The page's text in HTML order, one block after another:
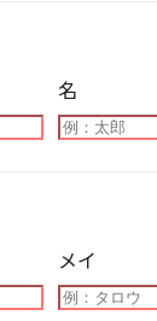
名
メイ